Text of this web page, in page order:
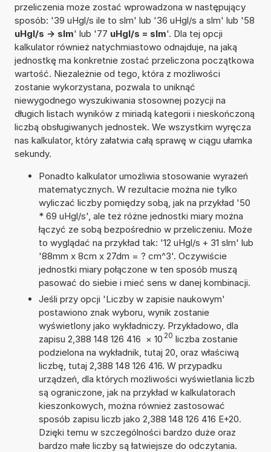
przeliczenia może zostać wprowadzona w następujący
sposób: '39 uHgl/s ile to slm' lub '36 uHgl/s a slm' lub '58
uHgl/s -> slm' lub '77 uHgl/s = slm'. Dla tej opcji
kalkulator również natychmiastowo odnajduje, na jaką
jednostkę ma konkretnie zostać przeliczona początkowa
wartość. Niezależnie od tego, która z możliwości
zostanie wykorzystana, pozwala to uniknąć
niewygodnego wyszukiwania stosownej pozycji na
długich listach wyników z miriadą kategorii i nieskończoną
liczbą obsługiwanych jednostek. We wszystkim wyręcza
nas kalkulator, który załatwia całą sprawę w ciągu ułamka
sekundy.
Ponadto kalkulator umożliwia stosowanie wyrażeń
matematycznych. W rezultacie można nie tylko
wyliczać liczby pomiędzy sobą, jak na przykład '50
* 69 uHgl/s', ale też różne jednostki miary można
łączyć ze sobą bezpośrednio w przeliczeniu. Może
to wyglądać na przykład tak: '12 uHgl/s + 31 slm' lub
'88mm x 8cm x 27dm = ? cm^3'. Oczywiście
jednostki miary połączone w ten sposób muszą
pasować do siebie i mieć sens w danej kombinacji.
Jeśli przy opcji 'Liczby w zapisie naukowym'
postawiono znak wyboru, wynik zostanie
wyświetlony jako wykładniczy. Przykładowo, dla
zapisu 2,388 148 126 416 × 10 20 liczba zostanie
podzielona na wykładnik, tutaj 20, oraz właściwą
liczbę, tutaj 2,388 148 126 416. W przypadku
urządzeń, dla których możliwości wyświetlania liczb
są ograniczone, jak na przykład w kalkulatorach
kieszonkowych, można również zastosować
sposób zapisu liczb jako 2,388 148 126 416 E+20.
Dzięki temu w szczególności bardzo duże oraz
bardzo małe liczby są łatwiejsze do odczytania.